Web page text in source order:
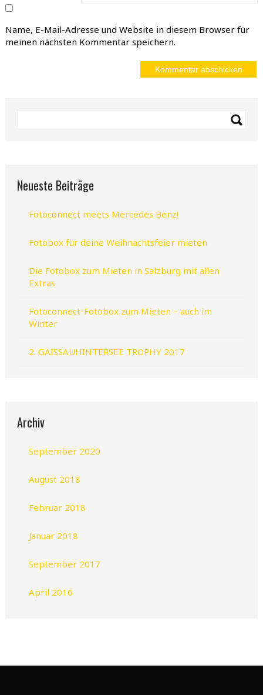
Name, E-Mail-Adresse und Website in diesem Browser für
meinen nächsten Kommentar speichern.
Neueste Beiträge
Fotoconnect meets Mercedes Benz!
Fotobox für deine Weihnachtsfeier mieten
Die Fotobox zum Mieten in Salzburg mit allen
Extras
Fotoconnect-Fotobox zum Mieten – auch im
Winter
2. GAISSAUHINTERSEE TROPHY 2017
Archiv
September 2020
August 2018
Februar 2018
Januar 2018
September 2017
April 2016